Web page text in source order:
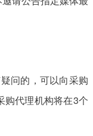
问的，可以向采购
购代理机构将在3个